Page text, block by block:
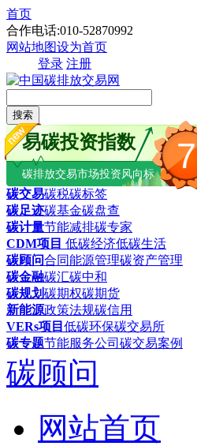
首页
合作电话:010-52870992
网站地图设为首页
登录 注册
搜索
7
易碳投资指数
碳排放交易市场投资风向标
碳交易碳税碳标签
碳足迹碳基金碳盘查
碳计量节能减排碳专家
CDM项目 低碳经济低碳生活
碳顾问合同能源管理碳资产管理
碳金融碳汇碳中和
碳规划碳期权碳期货
新能源政策法规碳信用
VERs项目 低碳环保碳交易所
碳专题节能服务公司 碳交易案例
碳顾问
网站首页